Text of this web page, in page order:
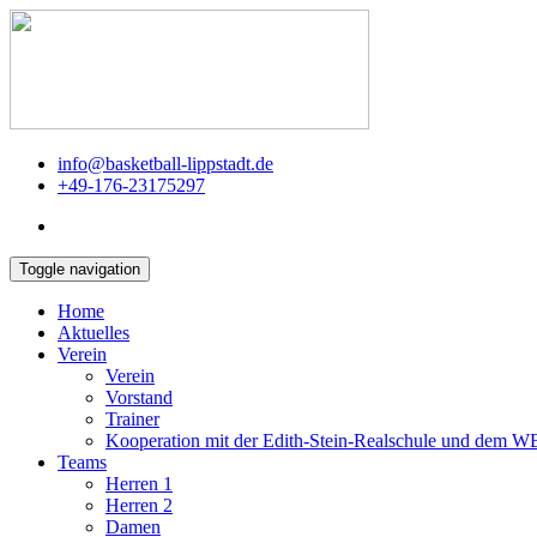
info@basketball-lippstadt.de
+49-176-23175297
Toggle navigation
Home
Aktuelles
Verein
Verein
Vorstand
Trainer
Kooperation mit der Edith-Stein-Realschule und dem
Teams
Herren 1
Herren 2
Damen